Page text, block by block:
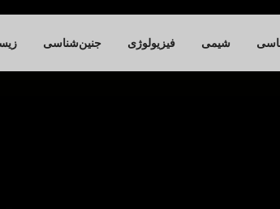
جنین‌شناسی فیزیولوژی شیمی